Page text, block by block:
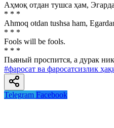
Аҳмоқ отдан тушса ҳам,
* * *
Ahmoq otdan tushsa ham,
* * *
Fools will be fools.
* * *
Пьяный проспится, а дурак
#фаросат ва фаросатсизлик
Telegram Facebook